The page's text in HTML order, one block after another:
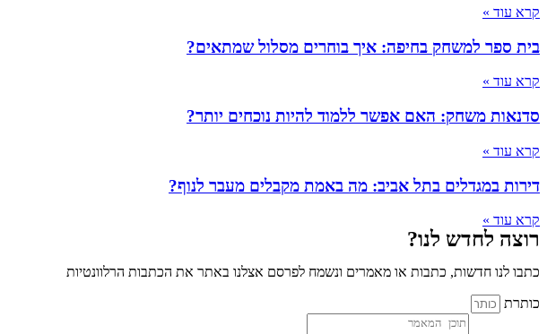
קרא עוד »
בית ספר למשחק בחיפה: איך בוחרים מסלול שמתאים?
קרא עוד »
סדנאות משחק: האם אפשר ללמוד להיות נוכחים יותר?
קרא עוד »
דירות במגדלים בתל אביב: מה באמת מקבלים מעבר לנוף?
קרא עוד »
רוצה לחדש לנו?
כתבו לנו חדשות, כתבות או מאמרים ונשמח לפרסם אצלנו באתר את הכתבות הרלוונטיות
כותרת